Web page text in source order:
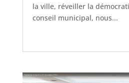
la ville, réveiller la
conseil municipal, nous...